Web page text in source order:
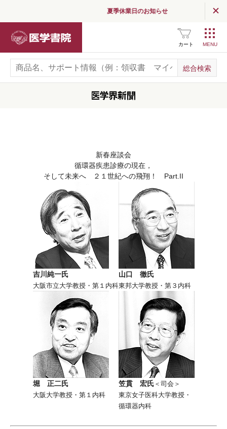
夏季休業日のお知らせ
カート
新春座談会
循環器疾患診療の現在，
そして未来へ ２１世紀への飛翔！ Part.II
吉川純一氏
大阪市立大学教授・第１内科
山口 徹氏
東邦大学教授・第３内科
堀 正二氏
大阪大学教授・第１内科
笠貫 宏氏＜司会＞
東京女子医科大学教授・
循環器内科